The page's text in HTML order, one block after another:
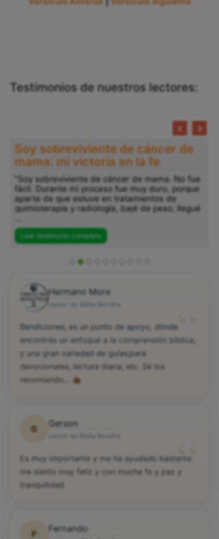
Testimonios de nuestros lectores:
Soy sobreviviente de cáncer de
mama: mi victoria en la fe
"Soy sobreviviente de cáncer de mama. No fue
fácil. Durante mi proceso fue muy duro, porque
aparte de que estuve en tratamientos de
quimioterapia y radiología, bajé de peso; llegué
Leer testimonio completo
Hermano More
“
Bendiciones, es un punto de apoyo, dónde
encontrás un enfoque a la comprensión bíblica,
y una gran variedad de guías;para
devocionales, lectura diaria, etc. Sé los
recomiendo...
G
Gerson
“
Es muy importante y me ha ayudado bastante
me siento muy feliz y con mucha fe y paz y
tranquilidad
F
Fernando